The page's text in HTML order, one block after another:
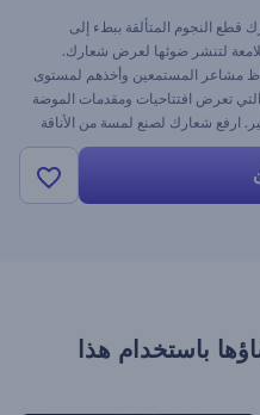
قطع النجوم المتألقة ببطء إلى
لتنشر ضوئها لعرض شعارك.
مشاعر المستمعين وأخذهم لمستوى
التي تعرض افتتاحيات ومقدمات الموضة
ارفع شعارك لصنع لمسة من الأناقة
باستخدام هذا